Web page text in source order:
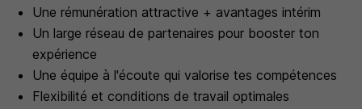
Une rémunération attractive + avantages intérim
Un large réseau de partenaires pour booster ton
expérience
Une équipe à l'écoute qui valorise tes compétences
Flexibilité et conditions de travail optimales